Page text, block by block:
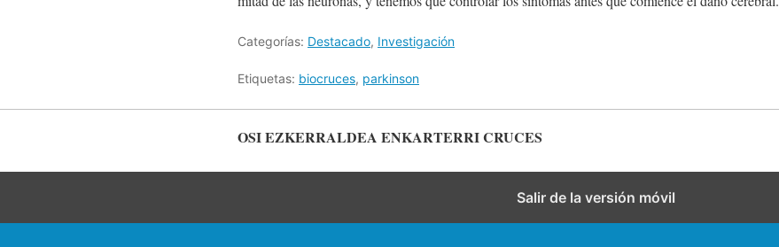
Categorías: Destacado, Investigación
Etiquetas: biocruces, parkinson
OSI EZKERRALDEA ENKARTERRI CRUCES
Salir de la versión móvil